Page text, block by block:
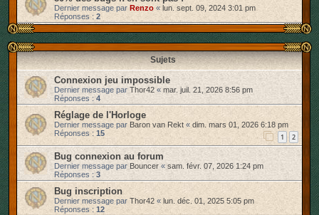
Dernier message par Renzo «lun. sept. 09, 2024 3:01 pm
Réponses : 2
Sujets
Connexion jeu impossible
Dernier message parThor42 « mar. juil. 21, 2026 8:56 pm
Réponses : 4
Réglage de l'Horloge
Dernier message par Baron van Rekt «dim. mars 01, 2026 6:18 pm
Réponses : 15 1 2
Bug connexion au forum
Dernier message parBouncer «sam. févr. 07, 2026 1:24 pm
Réponses : 3
Bug inscription
Dernier message par Thor42 « lun. déc. 01, 2025 5:05 pm
Réponses : 12